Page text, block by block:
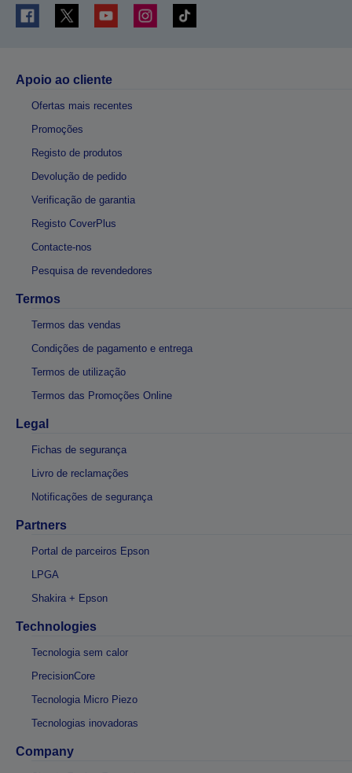
Apoio ao cliente
Ofertas mais recentes
Promoções
Registo de produtos
Devolução de pedido
Verificação de garantia
Registo CoverPlus
Contacte-nos
Pesquisa de revendedores
Termos
Termos das vendas
Condições de pagamento e entrega
Termos de utilização
Termos das Promoções Online
Legal
Fichas de segurança
Livro de reclamações
Notificações de segurança
Partners
Portal de parceiros Epson
LPGA
Shakira + Epson
Technologies
Tecnologia sem calor
PrecisionCore
Tecnologia Micro Piezo
Tecnologias inovadoras
Company